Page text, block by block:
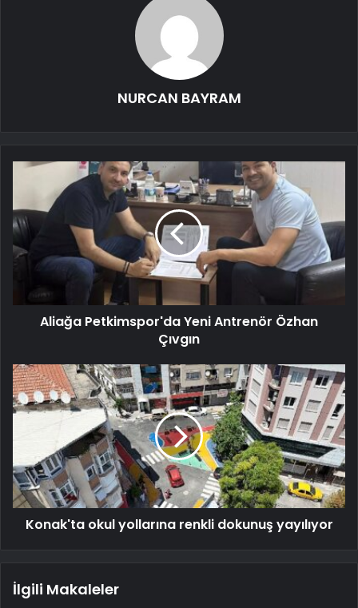
NURCAN BAYRAM
Aliağa Petkimspor'da Yeni Antrenör Özhan
Çıvgın
Konak'ta okul yollarına renkli dokunuş yayılıyor
İlgili Makaleler